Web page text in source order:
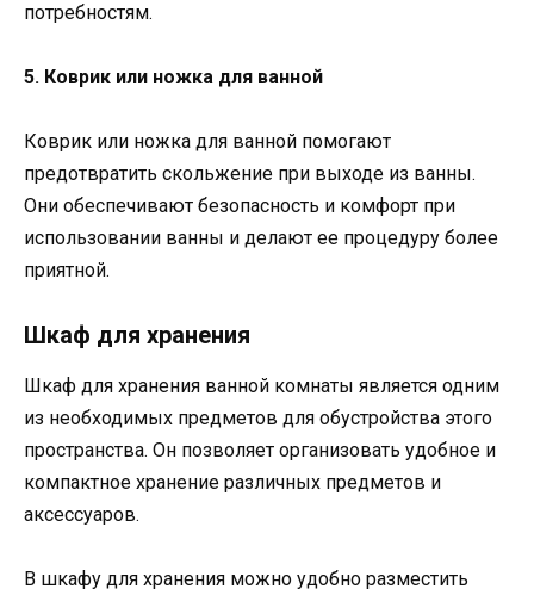
потребностям.
5. Коврик или ножка для ванной
Коврик или ножка для ванной помогают
предотвратить скольжение при выходе из ванны.
Они обеспечивают безопасность и комфорт при
использовании ванны и делают ее процедуру более
приятной.
Шкаф для хранения
Шкаф для хранения ванной комнаты является одним
из необходимых предметов для обустройства этого
пространства. Он позволяет организовать удобное и
компактное хранение различных предметов и
аксессуаров.
В шкафу для хранения можно удобно разместить